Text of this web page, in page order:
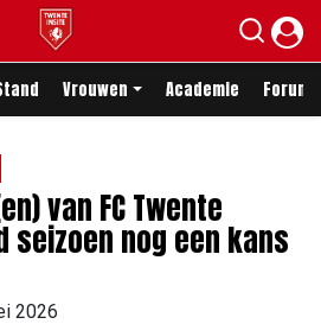
Vrouwen Academie Forum
van FC Twente
seizoen nog een kans
2026